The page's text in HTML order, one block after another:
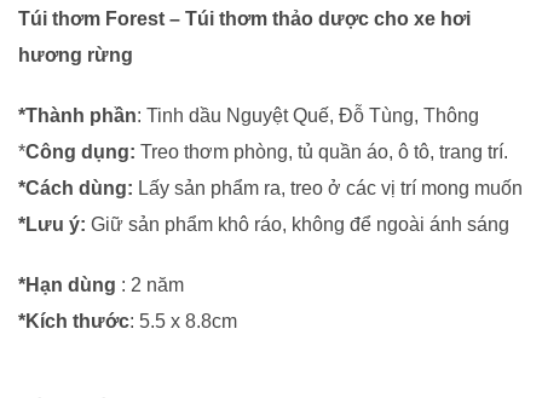
998
995
0937
501
941
số
Túi thơm Forest – Túi thơm thảo dược cho xe hơi
hương rừng
*Thành phần: Tinh dầu Nguyệt Quế, Đỗ Tùng, Thông
*Công dụng: Treo thơm phòng, tủ quần áo, ô tô, trang trí.
*Cách dùng: Lấy sản phẩm ra, treo ở các vị trí mong muốn
*Lưu ý: Giữ sản phẩm khô ráo, không để ngoài ánh sáng
*Hạn dùng : 2 năm
*Kích thước: 5.5 x 8.8cm